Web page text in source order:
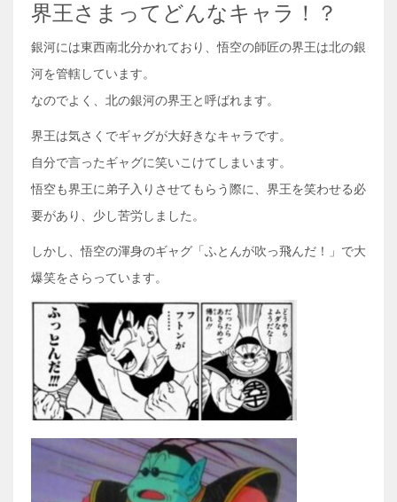
界王さまってどんなキャラ！？
銀河には東西南北分かれており、悟空の師匠の界王は北の銀
河を管轄しています。
なのでよく、北の銀河の界王と呼ばれます。
界王は気さくでギャグが大好きなキャラです。
自分で言ったギャグに笑いこけてしまいます。
悟空も界王に弟子入りさせてもらう際に、界王を笑わせる必
要があり、少し苦労しました。
しかし、悟空の渾身のギャグ「ふとんが吹っ飛んだ！」で大
爆笑をさらっています。